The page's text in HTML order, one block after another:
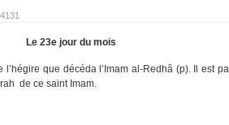
4131
Le 23e jour du mois
que décéda l’Imam al-Redhâ (p). Il est
de ce saint Imam.